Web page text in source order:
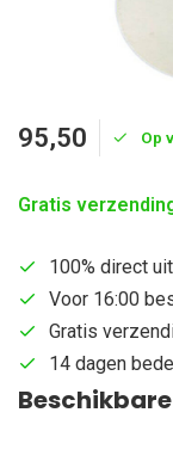
95,50 Op
Gratis
100% direct
Voor 16:00
Gratis
14 dagen